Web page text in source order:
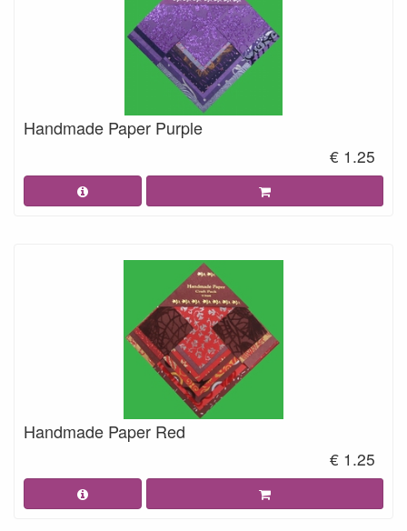
Handmade Paper Purple
€ 1.25
Handmade Paper Red
€ 1.25